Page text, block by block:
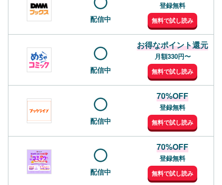
配信中
登録無料
無料で試し読み
配信中
お得なポイント還元
月額330円〜
無料で試し読み
配信中
70%OFF
登録無料
無料で試し読み
配信中
70%OFF
登録無料
無料で試し読み